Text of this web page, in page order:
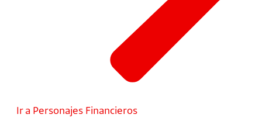
Ir a Personajes Financieros